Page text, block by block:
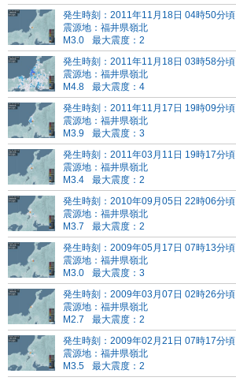
発生時刻：2011年11月18日 04時50分頃
震源地：福井県嶺北
M3.0
最大震度：2
発生時刻：2011年11月18日 03時58分頃
震源地：福井県嶺北
M4.8
最大震度：4
発生時刻：2011年11月17日 19時09分頃
震源地：福井県嶺北
M3.9
最大震度：3
発生時刻：2011年03月11日 19時17分頃
震源地：福井県嶺北
M3.4
最大震度：2
発生時刻：2010年09月05日 22時06分頃
震源地：福井県嶺北
M3.7
最大震度：2
発生時刻：2009年05月17日 07時13分頃
震源地：福井県嶺北
M3.0
最大震度：3
発生時刻：2009年03月07日 02時26分頃
震源地：福井県嶺北
M2.7
最大震度：2
発生時刻：2009年02月21日 07時17分頃
震源地：福井県嶺北
M3.5
最大震度：2